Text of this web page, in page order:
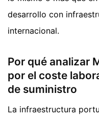
desarrollo con
internacional.
Por qué analizar
por el coste
de suministro
La infraestructura